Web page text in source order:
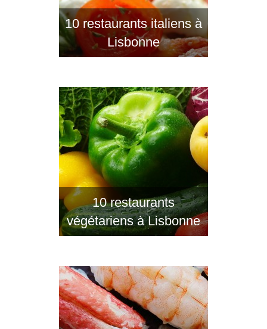
10 restaurants italiens à
Lisbonne
10 restaurants
végétariens à Lisbonne